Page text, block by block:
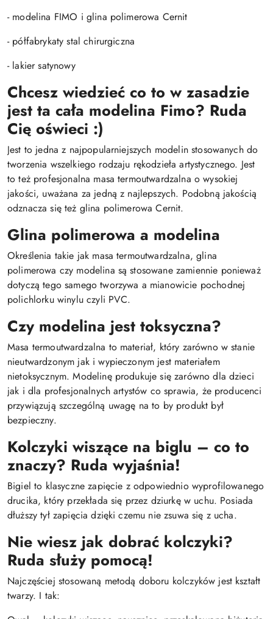
- modelina FIMO i glina polimerowa Cernit
- półfabrykaty stal chirurgiczna
- lakier satynowy
Chcesz wiedzieć co to w zasadzie
jest ta cała modelina Fimo? Ruda
Cię oświeci :)
Jest to jedna z najpopularniejszych modelin stosowanych do
tworzenia wszelkiego rodzaju rękodzieła artystycznego. Jest
to też profesjonalna masa termoutwardzalna o wysokiej
jakości, uważana za jedną z najlepszych. Podobną jakością
odznacza się też glina polimerowa Cernit.
Glina polimerowa a modelina
Określenia takie jak masa termoutwardzalna, glina
polimerowa czy modelina są stosowane zamiennie ponieważ
dotyczą tego samego tworzywa a mianowicie pochodnej
polichlorku winylu czyli PVC.
Czy modelina jest toksyczna?
Masa termoutwardzalna to materiał, który zarówno w stanie
nieutwardzonym jak i wypieczonym jest materiałem
nietoksycznym. Modelinę produkuje się zarówno dla dzieci
jak i dla profesjonalnych artystów co sprawia, że producenci
przywiązują szczególną uwagę na to by produkt był
bezpieczny.
Kolczyki wiszące na biglu – co to
znaczy? Ruda wyjaśnia!
Bigiel to klasyczne zapięcie z odpowiednio wyprofilowanego
drucika, który przekłada się przez dziurkę w uchu. Posiada
dłuższy tył zapięcia dzięki czemu nie zsuwa się z ucha.
Nie wiesz jak dobrać kolczyki?
Ruda służy pomocą!
Najczęściej stosowaną metodą doboru kolczyków jest kształt
twarzy. I tak: